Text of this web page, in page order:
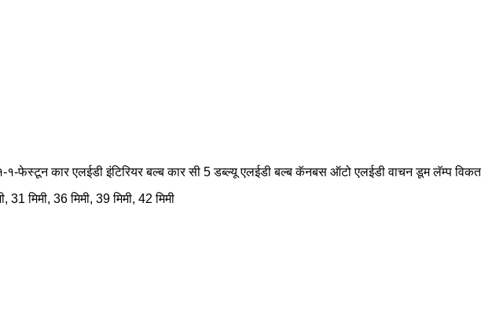
फेस्टून कार एलईडी इंटिरियर बल्ब कार सी 5 डब्ल्यू एलईडी बल्ब कॅनबस ऑटो एलईडी वाचन डूम लॅम्प
मिमी, 36 मिमी, 39 मिमी, 42 मिमी